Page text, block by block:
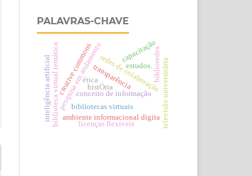
PALAVRAS-CHAVE
redes de colaboração
pesquisa em andamento estudos. televisão universitária
bibliotecas virtuais
biblioteca virtual temática conceito de informação
ambiente informacional digita
creative commons
licenças flexíveis
histÓria
biblioredes
capacitação
transparência
inteligência artificial ética